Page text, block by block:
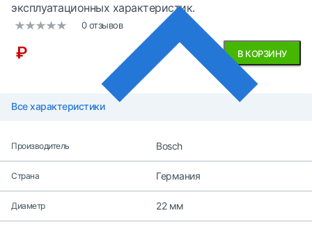
эксплуатационных характеристик.
0 отзывов
₽ В КОРЗИНУ
Все характеристики
Производитель Bosch
Страна Германия
Диаметр 22 мм